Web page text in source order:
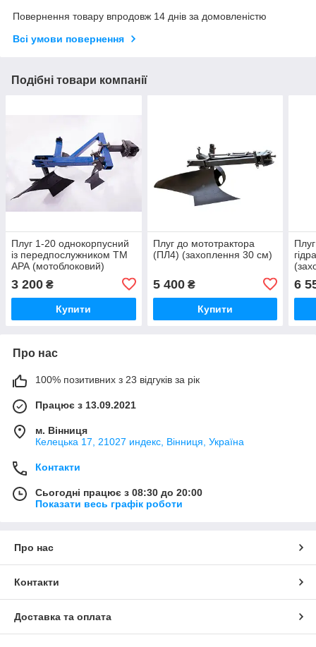
Повернення товару впродовж 14 днів за домовленістю
Всі умови повернення
Подібні товари компанії
Плуг 1-20 однокорпусний
із передпослужником ТМ
АРА (мотоблоковий)
3 200 ₴
Купити
Плуг до мототрактора
(ПЛ4) (захоплення 30 см)
5 400₴
Купити
6
Про нас
100% позитивних з 23 відгуків за рік
Працює з 13.09.2021
м. Вінниця
Келецька 17, 21027 индекс, Вінниця, Україна
Контакти
Сьогодні працює з 08:30 до 20:00
Показати весь графік роботи
Про нас
Контакти
Доставка та оплата